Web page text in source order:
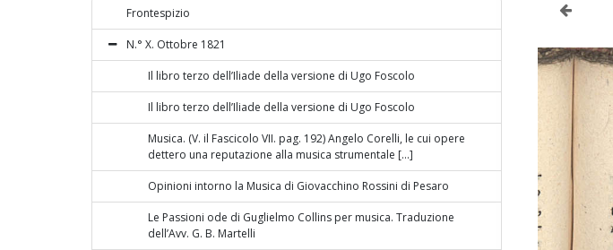
Frontespizio
N.° X. Ottobre 1821
Il libro terzo dell’Iliade della versione di Ugo Foscolo
Il libro terzo dell’Iliade della versione di Ugo Foscolo
Musica. (V. il Fascicolo VII. pag. 192) Angelo Corelli, le cui opere
dettero una reputazione alla musica strumentale [...]
Opinioni intorno la Musica di Giovacchino Rossini di Pesaro
Le Passioni ode di Guglielmo Collins per musica. Traduzione
dell’Avv. G. B. Martelli